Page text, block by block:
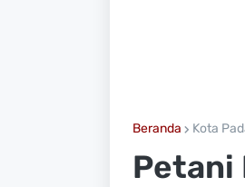
Beranda Kota
Petani